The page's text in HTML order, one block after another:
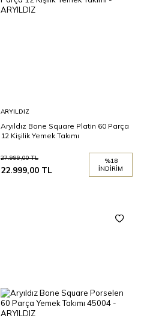
ARYILDIZ
Aryıldız Bone Square Platin 60 Parça
12 Kişilik Yemek Takımı
27.999,00TL
22.999,00 TL
%18
İNDIRIM